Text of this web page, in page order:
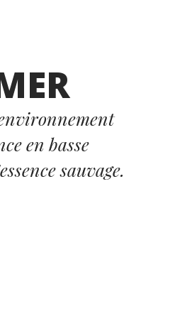
en basse
sauvage.